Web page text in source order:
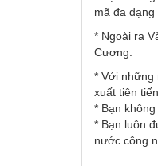
mã đa
* Ngoài ra
Cương.
* Với những
xuất tiên
* Bạn
* Bạn luôn
nước công